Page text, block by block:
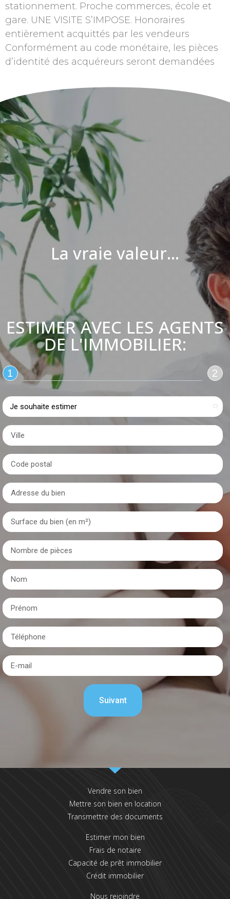
stationnement. Proche commerces, école et
gare. UNE VISITE S’IMPOSE. Honoraires
entièrement acquittés par les vendeurs
Conformément au code monétaire, les pièces
d’identité des acquéreurs seront demandées
La vraie valeur...
ESTIMER AVEC LES AGENTS
DE L'IMMOBILIER:
1 2
Vendre son bien
Mettre son bien en location
Transmettre des documents
Estimer mon bien
Frais de notaire
Capacité de prêt immobilier
Crédit immobilier
Nous rejoindre